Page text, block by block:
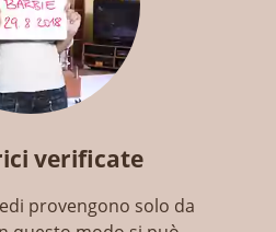
verificate
provengono solo da